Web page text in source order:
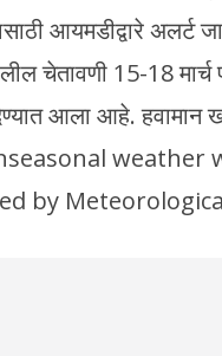
आयमडीद्वारे अलर्ट
चेतावणी 15-18
देण्यात आला आहे. हवामान
by